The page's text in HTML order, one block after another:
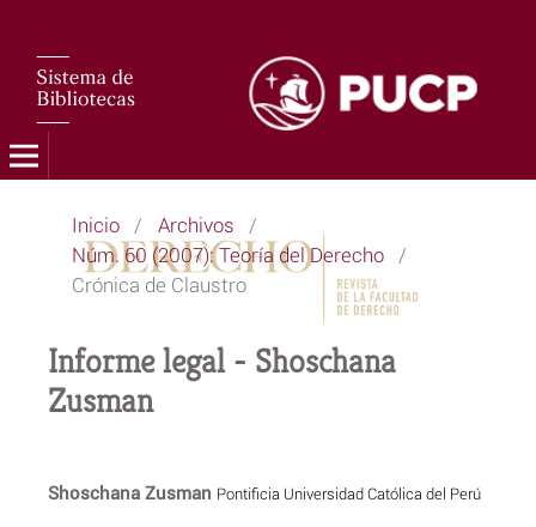
Inicio / Archivos /
Núm. 60 (2007): Teoría del Derecho /
Crónica de Claustro
Informe legal - Shoschana
Zusman
Shoschana Zusman Pontificia Universidad Católica del Perú